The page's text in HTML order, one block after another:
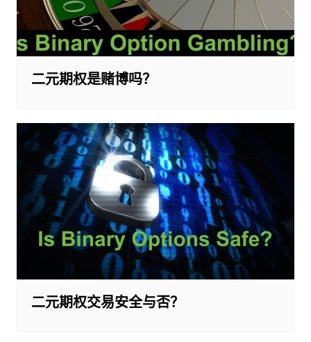
二元期权是赌博吗？
二元期权交易安全与否？